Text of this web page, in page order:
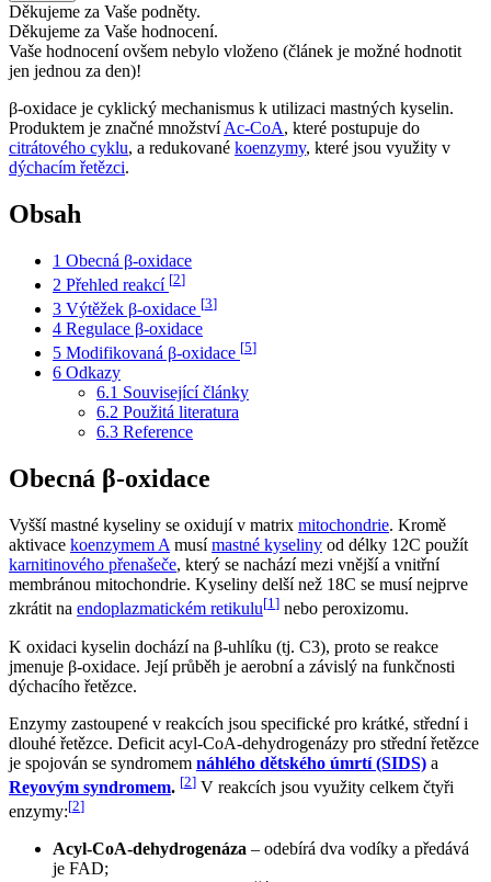
Děkujeme za Vaše podněty.
Děkujeme za Vaše hodnocení.
Vaše hodnocení ovšem nebylo vloženo (článek je možné hodnotit
jen jednou za den)!
β-oxidace je cyklický mechanismus k utilizaci mastných kyselin.
Produktem je značné množstvíAc-CoA, které postupuje do
citrátového cyklu, a redukované koenzymy, které jsou využity v
dýchacím řetězci.
Obsah
1 Obecná β-oxidace
2 Přehled reakcí [2]
3 Výtěžek β-oxidace [3]
4 Regulace β-oxidace
5 Modifikovaná β-oxidace [5]
6 Odkazy
6.1 Související články
6.2 Použitá literatura
6.3 Reference
Obecná β-oxidace
Vyšší mastné kyseliny se oxidují v matrix mitochondrie. Kromě
aktivace koenzymem A musímastné kyseliny od délky 12C použít
karnitinového přenašeče, který se nachází mezi vnější a vnitřní
membránou mitochondrie. Kyseliny delší než 18C se musí nejprve
zkrátit na endoplazmatickém retikulu[1] nebo peroxizomu.
K oxidaci kyselin dochází na β-uhlíku (tj. C3), proto se reakce
jmenuje β-oxidace. Její průběh je aerobní a závislý na funkčnosti
dýchacího řetězce.
Enzymy zastoupené v reakcích jsou specifické pro krátké, střední i
dlouhé řetězce. Deficit acyl-CoA-dehydrogenázy pro střední řetězce
je spojován se syndromem náhlého dětského úmrtí (SIDS) a
Reyovým syndromem. [2] V reakcích jsou využity celkem čtyři
enzymy:[2]
Acyl-CoA-dehydrogenáza – odebírá dva vodíky a předává
je FAD;